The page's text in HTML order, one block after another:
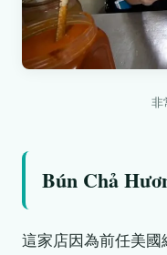
非
Bún Chả
這家店因為前任美